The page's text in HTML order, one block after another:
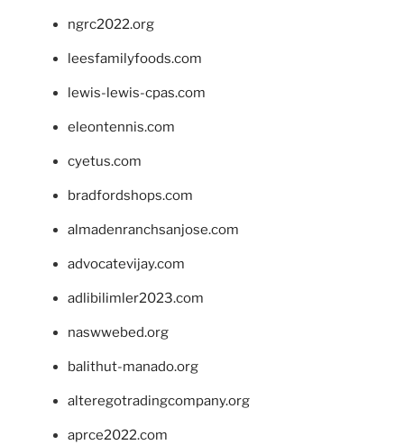
ngrc2022.org
leesfamilyfoods.com
lewis-lewis-cpas.com
eleontennis.com
cyetus.com
bradfordshops.com
almadenranchsanjose.com
advocatevijay.com
adlibilimler2023.com
naswwebed.org
balithut-manado.org
alteregotradingcompany.org
aprce2022.com